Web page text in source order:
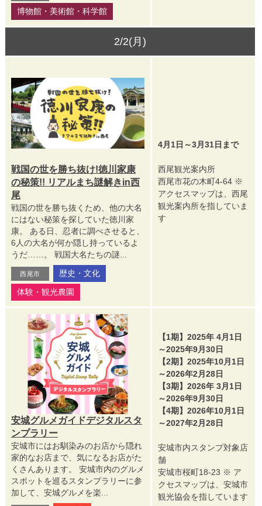
博物館・美術館・科学館
2/2(月)
戦国の世を勝ち抜け!徳川家康
の秘策!! リアルまち謎解きin西
尾
戦国の世を勝ち抜くため、他の大名
にはない秘策を探していた徳川家
康。 ある日、忍者に調べさせると、
6人の大名が何か隠し持っているよ
うだ……。 戦国大名たちの謎...
西尾市
歴史・文化
体験・観光農園
4月1日～3月31日まで
西尾観光案内所
西尾市花の木町4-64 ※
アクセスマップは、西尾
観光案内所を指していま
す
安城グルメガイドデジタルスタ
ンプラリー
安城市にはお馴染みのお店から隠れ
家的なお店まで、気になるお店がた
くさんあります。 安城市内のグルメ
スポットを巡るスタンプラリーに参
加して、安城グルメを楽...
【1期】2025年 4月1日
～2025年9月30日
【2期】2025年10月1日
～2026年2月28日
【3期】2026年 3月1日
～2026年9月30日
【4期】2026年10月1日
～2027年2月28日
安城市内スタンプ対象店
舗
安城市桜町18-23 ※ ア
クセスマップは、安城市
観光協会を指しています